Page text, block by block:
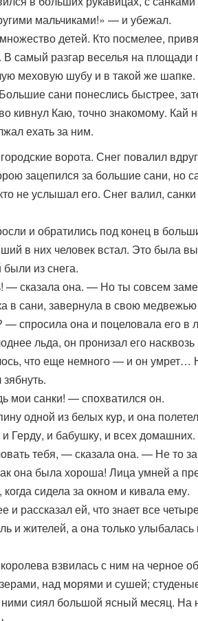
мальчиками!» — и убежал.
детей. Кто посмелее,
В самый разгар веселья на
меховую шубу и в такой же
сани понеслись быстрее,
кивнул Каю, точно знакомому. Кай
ехать за ним.
ворота. Снег повалил
зацепился за большие сани, но
не услышал его. Снег валил,
и обратились под конец в
в них человек встал. Это была
из снега.
сказала она. — Но ты совсем
в сани, завернула в свою
спросила она и поцеловала его в
льда, он пронизал его
что еще немного — и он умрет…
мои санки! — спохватился он.
одной из белых кур, и она
Герду, и бабушку, и всех домашних.
тебя, — сказала она. — Не то
она была хороша! Лица умней а
сидела за окном и кивала ему.
и рассказал ей, что знает все
и жителей, а она только
взвилась с ним на черное
над морями и сушей;
сиял большой ясный месяц. На